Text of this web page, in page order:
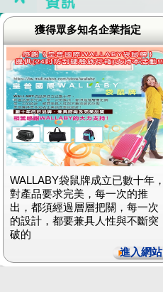
獲得眾多知名企業指定
WALLABY袋鼠牌成立已數十年，
對產品要求完美，每一次的推
出，都須經過層層把關，每一次
的設計，都要兼具人性與不斷突
破的
進入網站